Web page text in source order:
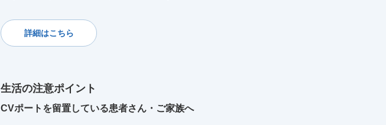
詳細はこちら
生活の注意ポイント
CVポートを留置している患者さん・ご家族へ